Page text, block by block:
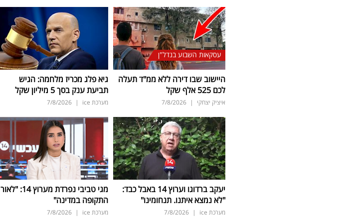
עסקאות השבוע בנדל"ן
היישוב שבו דירה ללא ממ"ד תעלה
לכם 525 אלף שקל
איציק יצחקי |
7/8/2026
גיא פלג מכריז מלחמה: הגיש
תביעת ענק בסך 5 מיליון שקל
מערכת ice |
7/8/2026
יעקב ברדוגו וערוץ 14 באבל כבד:
"לא נמצא איתנו. תנחומינו"
מערכת ice |
7/8/2026
מגי טביבי נפרדת מערוץ 14: "לאור
התקופה במדינה"
מערכת ice |
7/8/2026